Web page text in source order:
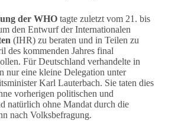
der WHO tagte zuletzt vom 21. bis
den Entwurf der Internationalen
(IHR) zu beraten und in Teilen zu
des kommenden Jahres final
Für Deutschland verhandelte in
nur eine kleine Delegation unter
Karl Lauterbach. Sie taten dies
vorherigen politischen und
natürlich ohne Mandat durch die
nach Volksbefragung.